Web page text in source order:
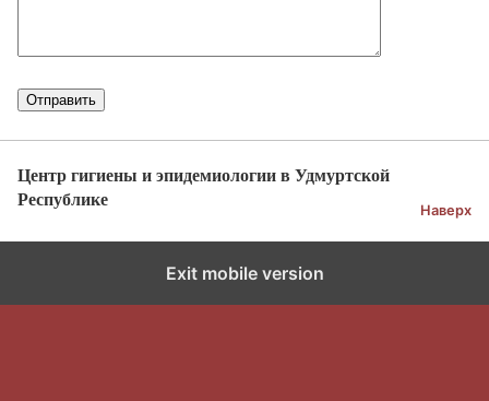
Центр гигиены и эпидемиологии в Удмуртской
Республике
Наверх
Exit mobile version